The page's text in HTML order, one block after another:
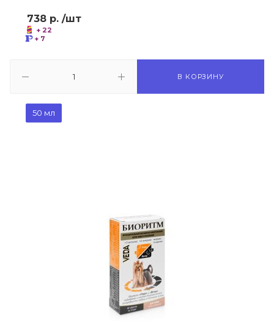
738 р. /шт
+ 22
+ 7
В КОРЗИНУ
50 мл